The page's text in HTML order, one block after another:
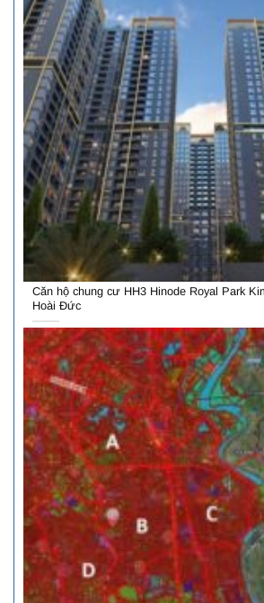
Căn hộ chung cư HH3 Hinode Royal Park
Hoài Đức